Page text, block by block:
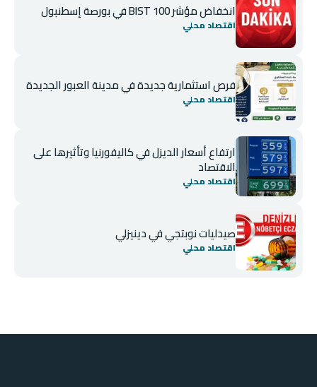
انخفاض مؤشر BIST 100 في بورصة إسطنبول
اقتصاد محلي
فرص استثمارية جديدة في مدينة العبور الجديدة
اقتصاد محلي
ارتفاع أسعار الديزل في كاليفورنيا وتأثيرها على
الاقتصاد
اقتصاد محلي
صيدليات نوبتجي في دينيزلي
اقتصاد محلي